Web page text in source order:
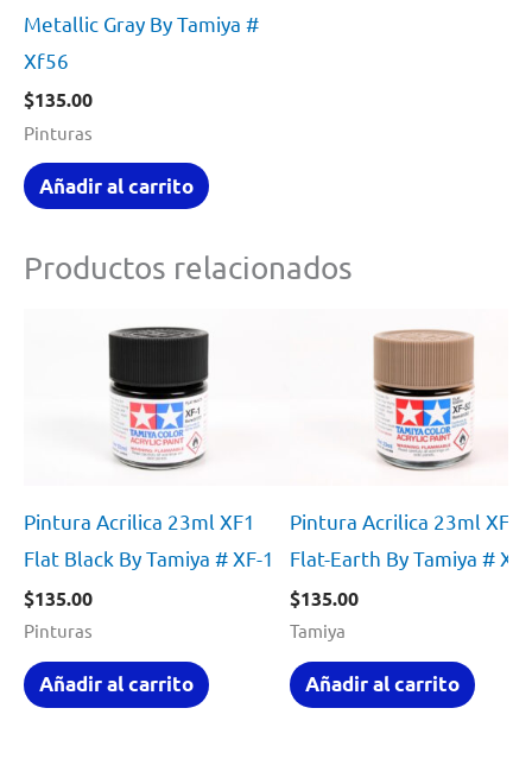
Metallic Gray By Tamiya #
Xf56
$135.00
Pinturas
Añadir al carrito
Productos relacionados
Pintura Acrilica 23ml XF1
Flat Black By Tamiya # XF-1
$135.00
Pinturas
Añadir al carrito
Pintura Acrilica 23ml
Flat-Earth By Tamiya #
$135.00
Tamiya
Añadir al carrito